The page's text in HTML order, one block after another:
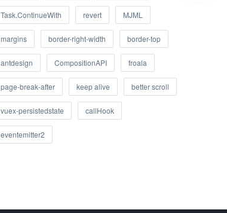
Task.ContinueWith revert MJML
margins border-right-width border-top
antdesign CompositionAPI froala
page-break-after keep alive better scroll
vuex-persistedstate callHook
eventemitter2